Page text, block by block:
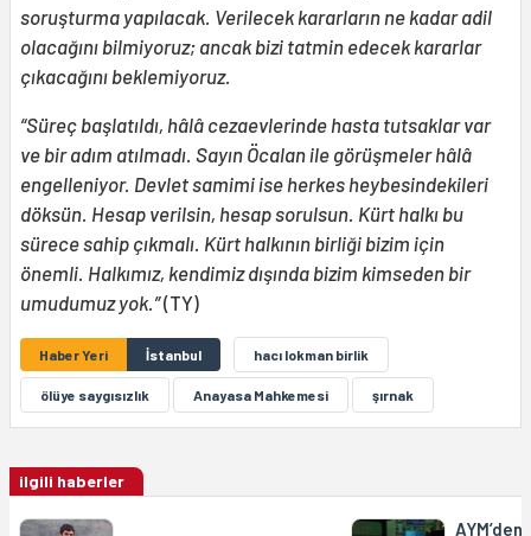
soruşturma yapılacak. Verilecek kararların ne kadar adil
olacağını bilmiyoruz; ancak bizi tatmin edecek kararlar
çıkacağını beklemiyoruz.
“Süreç başlatıldı, hâlâ cezaevlerinde hasta tutsaklar var
ve bir adım atılmadı. Sayın Öcalan ile görüşmeler hâlâ
engelleniyor. Devlet samimi ise herkes heybesindekileri
döksün. Hesap verilsin, hesap sorulsun. Kürt halkı bu
sürece sahip çıkmalı. Kürt halkının birliği bizim için
önemli. Halkımız, kendimiz dışında bizim kimseden bir
umudumuz yok.”(TY)
Haber Yeri İstanbul hacı lokman birlik
ölüye saygısızlık Anayasa Mahkemesi şırnak
ilgili haberler
AYM’den